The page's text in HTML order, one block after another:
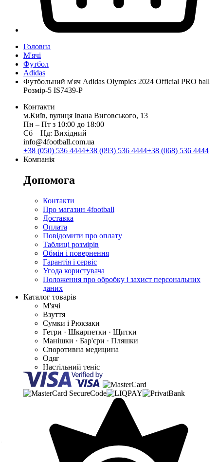
Головна
М'ячі
Футбол
Adidas
Футбольний м'яч Adidas Olympics 2024 Official PRO ball
Розмір-5 IS7439-P
Контакти
м.Київ, вулиця Івана Виговського, 13
Пн ‒ Пт з 10:00 до 18:00
Сб ‒ Нд: Вихідний
info@4football.com.ua
+38 (050) 536 4444+38 (093) 536 4444+38 (068) 536 4444
Компанія
Допомога
Контакти
Про магазин 4football
Доставка
Оплата
Повідомити про оплату
Таблиці розмірів
Обмін і повернення
Гарантія і сервіс
Угода користувача
Положення про обробку і захист персональних
даних
Каталог товарів
М'ячі
Взуття
Сумки і Рюкзаки
Гетри · Шкарпетки · Щитки
Манішки · Бар'єри · Пляшки
Споротивна медицина
Одяг
Настільний теніс